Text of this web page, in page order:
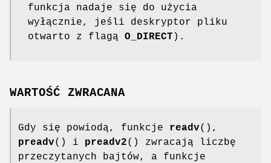
funkcja nadaje się do użycia
wyłącznie, jeśli deskryptor pliku
otwarto z flagą O_DIRECT).
WARTOŚĆ ZWRACANA
Gdy się powiodą, funkcje readv(),
preadv() i preadv2() zwracają liczbę
przeczytanych bajtów, a funkcje